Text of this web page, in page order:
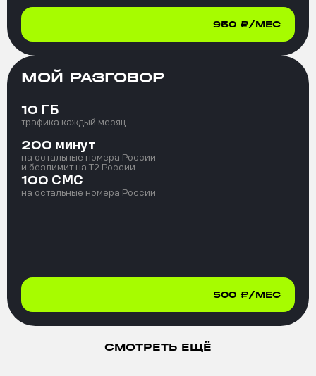
950 ₽/МЕС
МОЙ РАЗГОВОР
10 ГБ
трафика каждый месяц
200 минут
на остальные номера России
и безлимит на T2 России
100 СМС
на остальные номера России
500 ₽/МЕС
СМОТРЕТЬ ЕЩЁ